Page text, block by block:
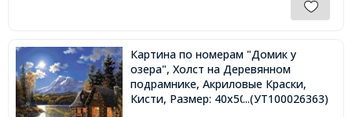
Картина по номерам "Домик у
озера", Холст на Деревянном
подрамнике, Акриловые Краски,
Кисти, Размер: 40х50см,...(УТ100026363)